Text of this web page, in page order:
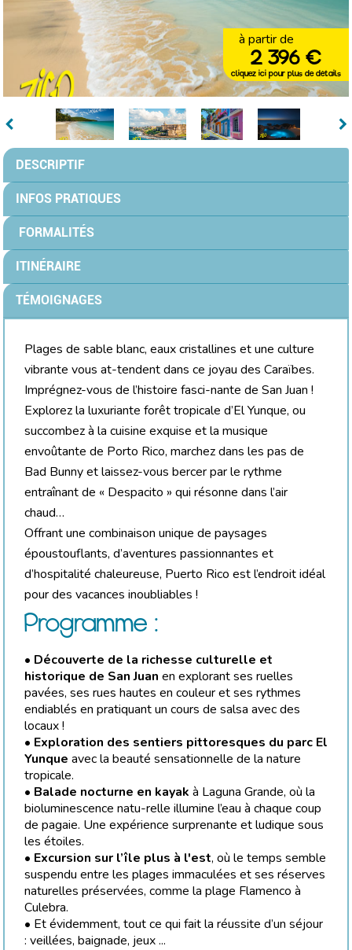
à partir de
2 396 €
cliquez ici pour plus de détails
DESCRIPTIF
INFOS PRATIQUES
FORMALITÉS
ITINÉRAIRE
TÉMOIGNAGES
Plages de sable blanc, eaux cristallines et une culture
vibrante vous at-tendent dans ce joyau des Caraïbes.
Imprégnez-vous de l’histoire fasci-nante de San Juan !
Explorez la luxuriante forêt tropicale d’El Yunque, ou
succombez à la cuisine exquise et la musique
envoûtante de Porto Rico, marchez dans les pas de
Bad Bunny et laissez-vous bercer par le rythme
entraînant de « Despacito » qui résonne dans l’air
chaud…
Offrant une combinaison unique de paysages
époustouflants, d’aventures passionnantes et
d’hospitalité chaleureuse, Puerto Rico est l’endroit idéal
pour des vacances inoubliables !
Programme :
• Découverte de la richesse culturelle et
historique de San Juan en explorant ses ruelles
pavées, ses rues hautes en couleur et ses rythmes
endiablés en pratiquant un cours de salsa avec des
locaux !
• Exploration des sentiers pittoresques du parc El
Yunque avec la beauté sensationnelle de la nature
tropicale.
• Balade nocturne en kayak à Laguna Grande, où la
bioluminescence natu-relle illumine l’eau à chaque coup
de pagaie. Une expérience surprenante et ludique sous
les étoiles.
• Excursion sur l’île plus à l'est, où le temps semble
suspendu entre les plages immaculées et ses réserves
naturelles préservées, comme la plage Flamenco à
Culebra.
• Et évidemment, tout ce qui fait la réussite d’un séjour
: veillées, baignade, jeux ...